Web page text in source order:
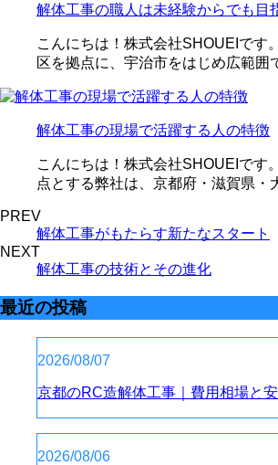
解体工事の職人は未経験からでも目
こんにちは！株式会社SHOUEIです
区を拠点に、宇治市をはじめ広範
解体工事の現場で活躍する人の特徴
こんにちは！株式会社SHOUEIです
点とする弊社は、京都府・滋賀県
PREV
解体工事がもたらす新たなスタート
NEXT
解体工事の技術とその進化
最近の投稿
2026/08/07
京都のRC造解体工事｜費用相場と
2026/08/06